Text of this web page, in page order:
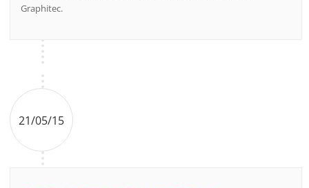
Graphitec.
21/05/15